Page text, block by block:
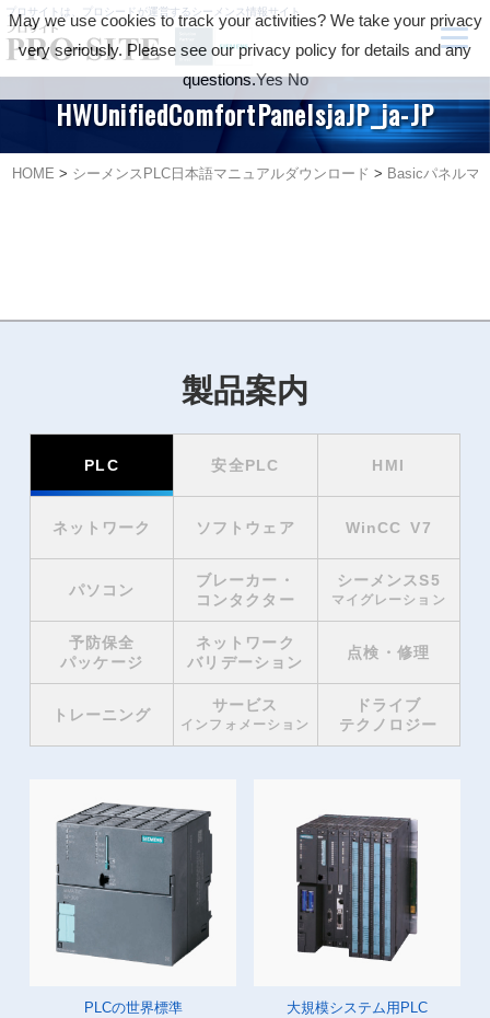
プロサイトは、プロシードが運営するシーメンス情報サイト
HWUnifiedComfortPanelsjaJP_ja-JP
HOME > シーメンスPLC日本語マニュアルダウンロード > Basicパネルマ
製品案内
PLC 安全PLC HMI
ネットワーク ソフトウェア WinCC V7
パソコン
ブレーカー・
コンタクター
シーメンスS5
マイグレーション
予防保全
パッケージ
ネットワーク
バリデーション
点検・修理
トレーニング
サービス
インフォメーション
ドライブ
テクノロジー
PLCの世界標準 大規模システム用PLC
May we use cookies to track your activities? We take your privacy
very seriously. Please see our privacy policy for details and any
questions.Yes No